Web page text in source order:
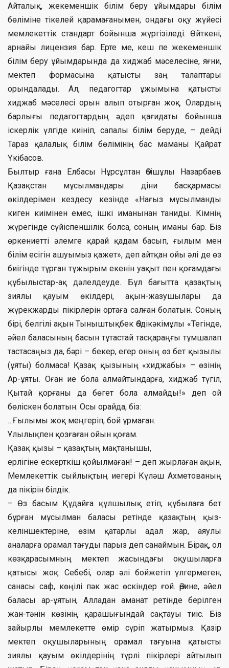
Айталық, жекеменшік білім беру ұйымдары білім
бөліміне тікелей қарамағанымен, ондағы оқу жүйесі
мемлекеттік стандарт бойынша жүргізіледі. Өйткені,
арнайы лицензия бар. Ерте ме, кеш пе жекеменшік
білім беру ұйымдарында да хиджаб мәселесіне, яғни,
мектеп формасына қатысты заң талаптары
орындалады. Ал, педагогтар ұжымына қатысты
хиджаб мәселесі орын алып отырған жоқ. Олардың
барлығы педагогтардың әдеп қағидаты бойынша
іскерлік үлгіде киініп, сапалы білім беруде, – дейді
Тараз қалалық білім бөлімінің бас маманы Қайрат
Үкібасов.
Былтыр ғана Елбасы Нұрсұлтан Әбішұлы Назарбаев
Қазақстан мұсылмандары діни басқармасы
өкілдерімен кездесу кезінде «Нағыз мұсылманды
киген киімінен емес, ішкі иманынан таниды. Кімнің
жүрегінде сүйіспеншілік болса, соның иманы бар. Біз
өркениетті әлемге қарай қадам басып, ғылым мен
білім есігін ашуымыз қажет», деп айтқан ойы әлі де өз
биігінде тұрған тұжырым екенін уақыт пен қоғамдағы
құбылыстар-ақ дәлелдеуде. Бұл бағытта қазақтың
зиялы қауым өкілдері, ақын-жазушылары да
жүрекжарды пікірлерін ортаға салған болатын. Соның
бірі, белгілі ақын Тыныштықбек Әбдікәкімұлы «Тегінде,
әйел баласының басын тұтастай тасқараңғы тұмшалап
тастасаңыз да, бәрі – бекер, егер оның өз бет қызылы
(ұяты) болмаса! Қазақ қызының «хиджабы» – өзінің
Ар-ұяты. Оған ие бола алмайтындарға, хиджаб түгіл,
Қытай қорғаны да бөгет бола алмайды!» деп ой
бөліскен болатын. Осы орайда, біз:
…Ғылымы жоқ меңгеріп, бой ұрмаған.
Ұлылықпен қозғаған ойын қоғам.
Қазақ қызы – қазақтың мақтанышы,
ерлігіне ескерткіш қойылмаған! – деп жырлаған ақын,
Мемлекеттік сыйлықтың иегері Күләш Ахметова­ның
да пікірін білдік.
– Өз басым Құдайға құлшылық етіп, құбылаға бет
бұрған мұсылман баласы ретінде қазақтың қыз-
келіншектеріне, өзім қатарлы адал жар, аяулы
аналарға орамал тағуды парыз деп санаймын. Бірақ, ол
көзқарасымның мектеп жасындағы оқушыларға
қатысы жоқ. Себебі, олар әлі бойжетіп үлгермеген,
санасы саф, көңілі пәк жас өскіндер ғой. Әрине, әйел
баласы ар-ұятын, Алладан аманат ретінде берілген
жан-тәнін көзінің қарашығындай сақтауы тиіс. Біз
зайырлы мемлекетте өмір сүріп жатырмыз. Қазір
мектеп оқушыларының орамал тағуына қатысты
зиялы қауым өкілдерінің түрлі пікірлері айтылып